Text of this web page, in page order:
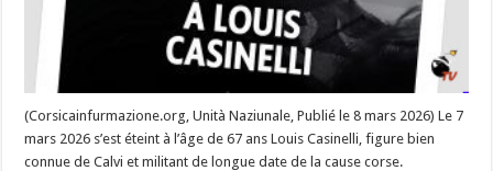
(Corsicainfurmazione.org, Unità Naziunale, Publié le 8 mars 2026) Le 7
mars 2026 s’est éteint à l’âge de 67 ans Louis Casinelli, figure bien
connue de Calvi et militant de longue date de la cause corse.